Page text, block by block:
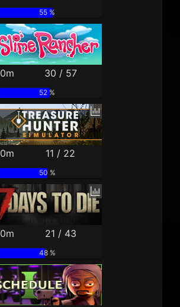
55 %
0m 30 / 57
52 %
0m 11 / 22
50 %
0m 21 / 43
48 %